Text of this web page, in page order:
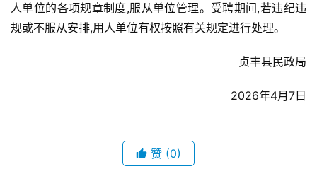
人单位的各项规章制度,服从单位管理。受聘期间,若违纪违
规或不服从安排,用人单位有权按照有关规定进行处理。
贞丰县民政局
2026年4月7日
赞 (0)